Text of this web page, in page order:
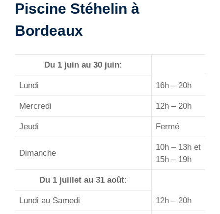
Piscine Stéhelin à
Bordeaux
Du 1 juin au 30 juin:
Lundi 16h – 20h
Mercredi 12h – 20h
Jeudi Fermé
Dimanche
10h – 13h et
15h – 19h
Du 1 juillet au 31 août:
Lundi au Samedi 12h – 20h